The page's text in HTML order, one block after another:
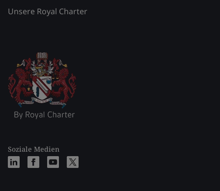
Unsere Royal Charter
Soziale Medien